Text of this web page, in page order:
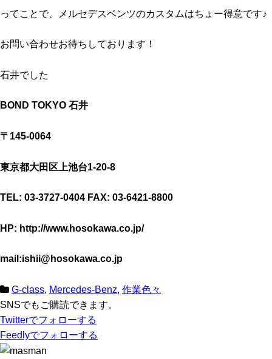
ってことで、メルセデスベンツのカスタムはちょー得意です♪
お問い合わせお待ちしております！
石井でした
BOND TOKYO 石井
〒145-0064
東京都大田区上池台1-20-8
TEL: 03-3727-0404 FAX: 03-6421-8800
HP: http://www.hosokawa.co.jp/
mail:ishii@hosokawa.co.jp
G-class, Mercedes-Benz, 作業色々
SNSでもご購読できます。
Twitterでフォローする
Feedlyでフォローする